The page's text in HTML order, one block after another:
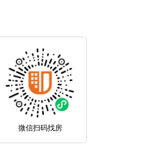
微信扫码找房